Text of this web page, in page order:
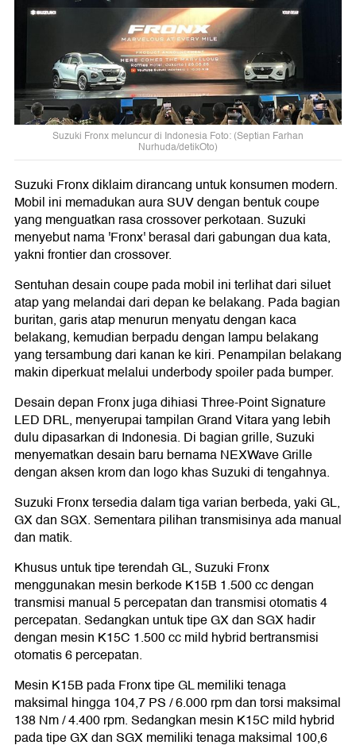
Suzuki Fronx meluncur di Indonesia Foto: (Septian Farhan
Nurhuda/detikOto)
Suzuki Fronx diklaim dirancang untuk konsumen modern.
Mobil ini memadukan aura SUV dengan bentuk coupe
yang menguatkan rasa crossover perkotaan. Suzuki
menyebut nama 'Fronx' berasal dari gabungan dua kata,
yakni frontier dan crossover.
Sentuhan desain coupe pada mobil ini terlihat dari siluet
atap yang melandai dari depan ke belakang. Pada bagian
buritan, garis atap menurun menyatu dengan kaca
belakang, kemudian berpadu dengan lampu belakang
yang tersambung dari kanan ke kiri. Penampilan belakang
makin diperkuat melalui underbody spoiler pada bumper.
Desain depan Fronx juga dihiasi Three-Point Signature
LED DRL, menyerupai tampilan Grand Vitara yang lebih
dulu dipasarkan di Indonesia. Di bagian grille, Suzuki
menyematkan desain baru bernama NEXWave Grille
dengan aksen krom dan logo khas Suzuki di tengahnya.
Suzuki Fronx tersedia dalam tiga varian berbeda, yaki GL,
GX dan SGX. Sementara pilihan transmisinya ada manual
dan matik.
Khusus untuk tipe terendah GL, Suzuki Fronx
menggunakan mesin berkode K15B 1.500 cc dengan
transmisi manual 5 percepatan dan transmisi otomatis 4
percepatan. Sedangkan untuk tipe GX dan SGX hadir
dengan mesin K15C 1.500 cc mild hybrid bertransmisi
otomatis 6 percepatan.
Mesin K15B pada Fronx tipe GL memiliki tenaga
maksimal hingga 104,7 PS / 6.000 rpm dan torsi maksimal
138 Nm / 4.400 rpm. Sedangkan mesin K15C mild hybrid
pada tipe GX dan SGX memiliki tenaga maksimal 100,6